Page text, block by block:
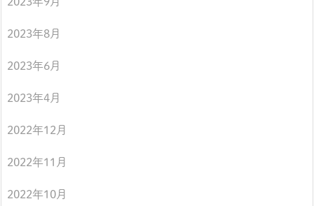
2023年8月
2023年6月
2023年4月
2022年12月
2022年11月
2022年10月